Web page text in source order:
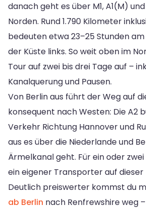
danach geht es über M1, A1(M)
Norden. Rund 1.790 Kilometer
bedeuten etwa 23–25 Stunden
der Küste links. So weit oben im
Tour auf zwei bis drei Tage auf –
Kanalquerung und Pausen.
Von Berlin aus führt der Weg auf
konsequent nach Westen: Die A2
Verkehr Richtung Hannover und
aus es über die Niederlande und
Ärmelkanal geht. Für ein oder
ein eigener Transporter auf dieser
Deutlich preiswerter kommst du
ab Berlin nach Renfrewshire weg